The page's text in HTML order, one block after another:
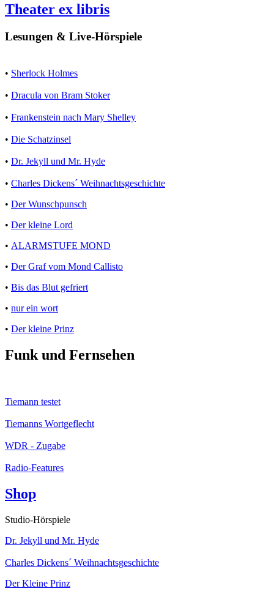
Theater ex libris
Lesungen & Live-Hörspiele
• Sherlock Holmes
• Dracula von Bram Stoker
• Frankenstein nach Mary Shelley
• Die Schatzinsel
• Dr. Jekyll und Mr. Hyde
• Charles Dickens´ Weihnachtsgeschichte
• Der Wunschpunsch
• Der kleine Lord
• ALARMSTUFE MOND
• Der Graf vom Mond Callisto
• Bis das Blut gefriert
• nur ein wort
• Der kleine Prinz
Funk und Fernsehen
Tiemann testet
Tiemanns Wortgeflecht
WDR - Zugabe
Radio-Features
Shop
Studio-Hörspiele
Dr. Jekyll und Mr. Hyde
Charles Dickens´ Weihnachtsgeschichte
Der Kleine Prinz